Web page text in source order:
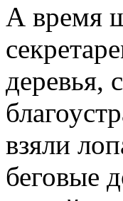
А время
деревья,
взяли
беговые